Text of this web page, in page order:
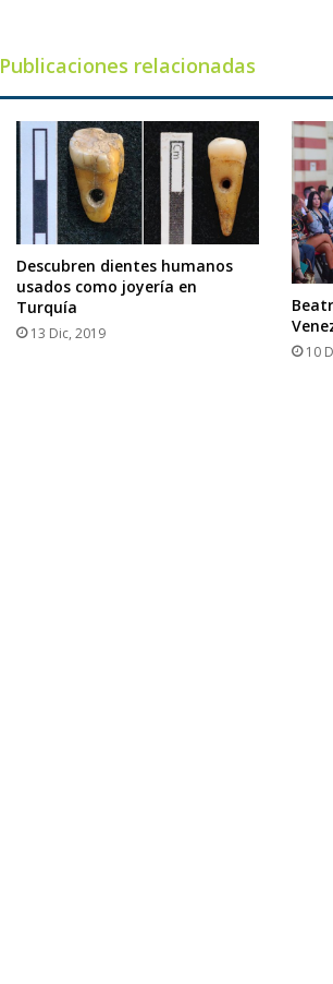
Publicaciones relacionadas
Descubren dientes humanos
usados como joyería en
Turquía
13 Dic, 2019
10